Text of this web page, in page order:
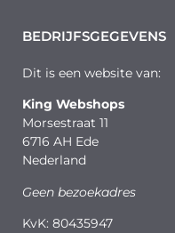
BEDRIJFSGEGEVENS
Dit is een website van:
King Webshops
Morsestraat 11
6716 AH Ede
Nederland
Geen bezoekadres
KvK: 80435947